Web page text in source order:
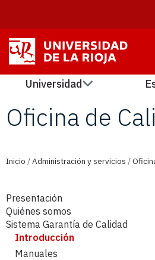
Universidad
Oficina de
Inicio /Administración y servicios /
Presentación
Quiénes somos
Sistema Garantía de Calidad
Introducción
Manuales